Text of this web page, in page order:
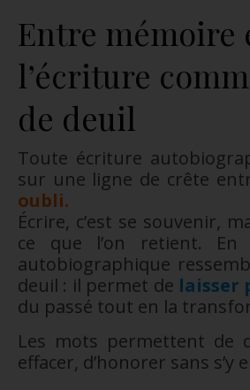
Entre mémoire
l’écriture
de deuil
Toute écriture
sur une ligne de crête
oubli.
Écrire, c’est se souvenir,
ce que l’on retient. En
autobiographique
deuil : il permet de laisser
du passé tout en la
Les mots permettent de
effacer, d’honorer sans s’y